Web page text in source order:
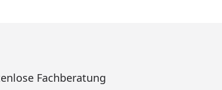
Fachberatung